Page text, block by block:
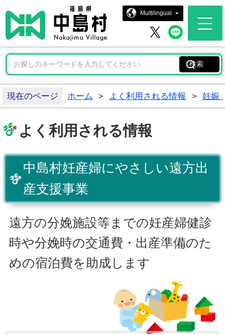
中島村ホ
Multilingual
中島村 X中島
現在のページ ホーム > よく利用される情報 > 妊娠
よく利用される情報
中島村妊産婦にやさしい遠方出
産支援事業
遠方の分娩施設等までの妊産婦健診
時や分娩時の交通費・出産準備のた
めの宿泊費を助成します